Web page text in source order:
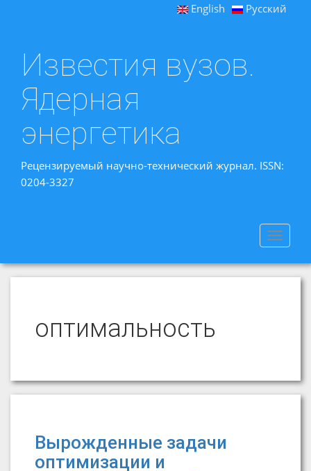
English Русский
Известия вузов.
Ядерная
энергетика
Рецензируемый научно-технический журнал. ISSN:
0204-3327
Toggle
оптимальность
Вырожденные задачи
оптимизации и